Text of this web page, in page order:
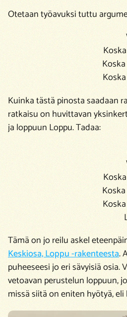
Otetaan työavuksi tuttu
Kuinka tästä pinosta saadaan
ratkaisu on huvittavan
ja loppuun Loppu. Tadaa:
Tämä on jo reilu askel
Keskiosa, Loppu -rakenteesta.
puheeseesi jo eri sävyisiä
vetoavan perustelun loppuun,
missä siitä on eniten hyötyä,